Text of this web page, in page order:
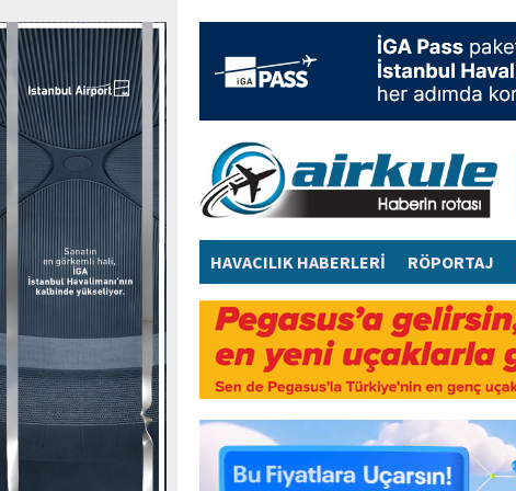
HAVACILIK HABERLERİ RÖPORTAJ